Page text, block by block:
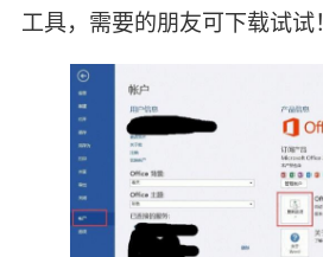
工具，需要的朋友可下载试试！